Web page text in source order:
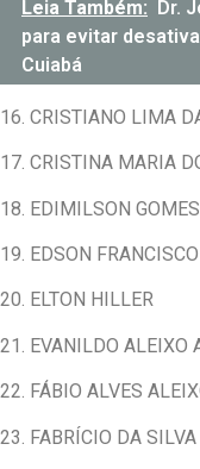
Leia Também: Dr.
para evitar
Cuiabá
16. CRISTIANO LIMA
17. CRISTINA MARIA
18. EDIMILSON
19. EDSON
20. ELTON HILLER
21. EVANILDO ALEIXO
22. FÁBIO ALVES
23. FABRÍCIO DA SILVA